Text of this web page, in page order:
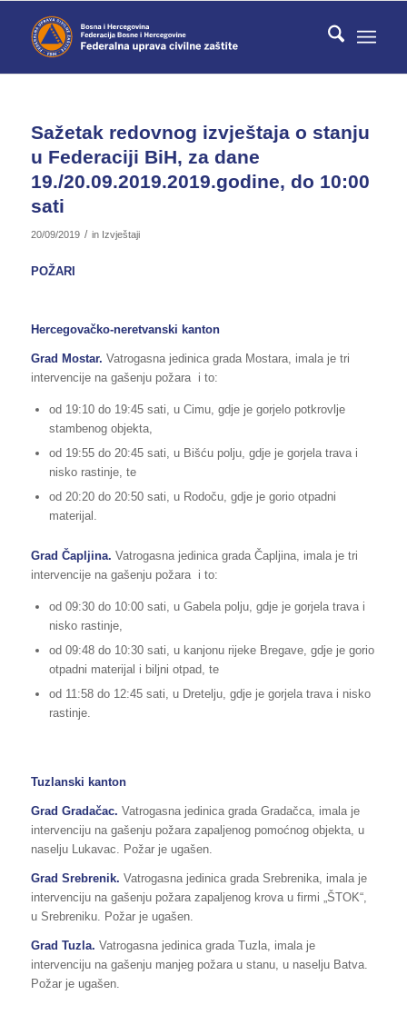
Sažetak redovnog izvještaja o stanju
u Federaciji BiH, za dane
19./20.09.2019.2019.godine, do 10:00
sati
20/09/2019 / in Izvještaji
POŽARI
Hercegovačko-neretvanski kanton
Grad Mostar. Vatrogasna jedinica grada Mostara, imala je tri
intervencije na gašenju požara i to:
od 19:10 do 19:45 sati, u Cimu, gdje je gorjelo potkrovlje
stambenog objekta,
od 19:55 do 20:45 sati, u Bišću polju, gdje je gorjela trava i
nisko rastinje, te
od 20:20 do 20:50 sati, u Rodoču, gdje je gorio otpadni
materijal.
Grad Čapljina. Vatrogasna jedinica grada Čapljina, imala je tri
intervencije na gašenju požara i to:
od 09:30 do 10:00 sati, u Gabela polju, gdje je gorjela trava i
nisko rastinje,
od 09:48 do 10:30 sati, u kanjonu rijeke Bregave, gdje je gorio
otpadni materijal i biljni otpad, te
od 11:58 do 12:45 sati, u Dretelju, gdje je gorjela trava i nisko
rastinje.
Tuzlanski kanton
Grad Gradačac. Vatrogasna jedinica grada Gradačca, imala je
intervenciju na gašenju požara zapaljenog pomoćnog objekta, u
naselju Lukavac. Požar je ugašen.
Grad Srebrenik. Vatrogasna jedinica grada Srebrenika, imala je
intervenciju na gašenju požara zapaljenog krova u firmi „ŠTOK“,
u Srebreniku. Požar je ugašen.
Grad Tuzla. Vatrogasna jedinica grada Tuzla, imala je
intervenciju na gašenju manjeg požara u stanu, u naselju Batva.
Požar je ugašen.